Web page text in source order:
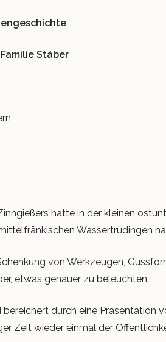
Stäber
hatte in der kleinen
Wassertrüdingen
von Werkzeugen,
etwas genauer zu beleuchten.
durch eine Präsentation
Zeit wieder einmal der